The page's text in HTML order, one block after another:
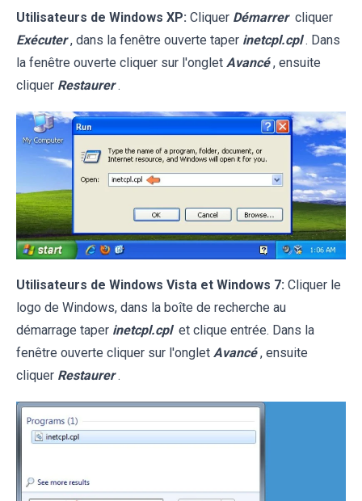
Utilisateurs de Windows XP: Cliquer Démarrer cliquer
Exécuter , dans la fenêtre ouverte taper inetcpl.cpl . Dans
la fenêtre ouverte cliquer sur l'onglet Avancé , ensuite
cliquer Restaurer .
Utilisateurs de Windows Vista et Windows 7: Cliquer le
logo de Windows, dans la boîte de recherche au
démarrage taper inetcpl.cpl et clique entrée. Dans la
fenêtre ouverte cliquer sur l'onglet Avancé , ensuite
cliquer Restaurer .